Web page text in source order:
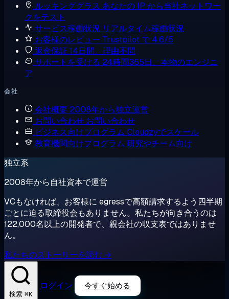
ルッキンググラス あなたの IP から当社ネットワー
クをテスト
サービス稼働状況 リアルタイム稼働状況
お客様のレビュー Trustpilot で 4.6/5
返金保証 14日間、理由不問
サポートを受ける 24時間365日、本物のエンジニ
ア
会社
会社概要 2008年から独立運営
お問い合わせ お問い合わせ
ビジネス向けプログラム Cloudzyでスケール
教育機関向けプログラム 研究やチーム向け
独立系
2008年から自社資本で運営
VCもなければ、お客様に egressで高額請求するよう四半期
ごとに迫る取締役会もありません。私たちが向き合うのは
122,000名以上の開発者で、親会社の収支表ではありませ
ん。
私たちのストーリーを読む →
検索 ⌘K
ログイン 今すぐ始める